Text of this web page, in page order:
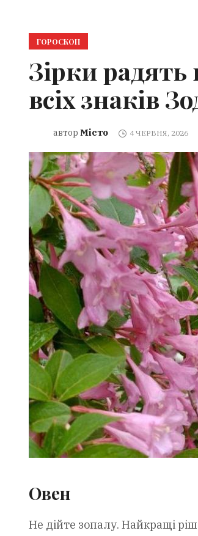
ГОРОСКОП
Зірки
всіх знаків
автор Місто 4 ЧЕРВНЯ, 2026
Овен
Не дійте зопалу. Найкращі